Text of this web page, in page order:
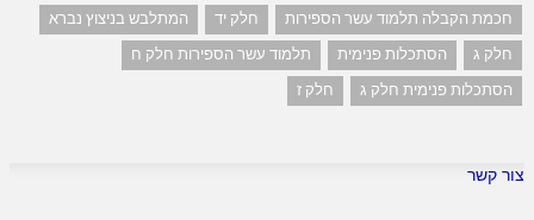
חכמת הקבלה תלמוד עשר הספירות
חלק יד
המתלבש בניצוץ נברא
חלק ג
הסתכלות פנימית
תלמוד עשר הספירות חלק ח
הסתכלות פנימית חלק ג
חלק ז
צור קשר